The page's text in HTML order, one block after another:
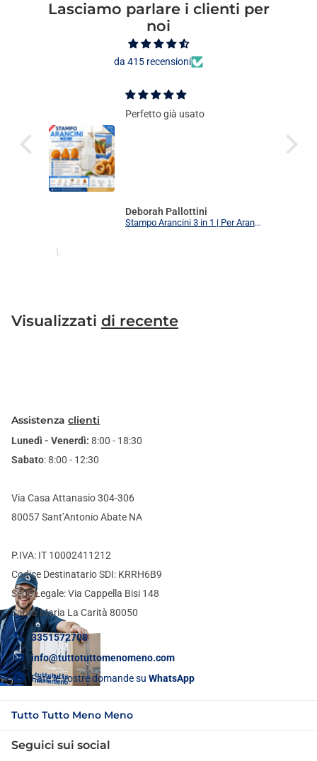
Lasciamo parlare i clienti per
noi
da 415 recensioni
Perfetto già usato
Deborah Pallottini
Stampo Arancini 3 in 1 | Per Arancini, Supplì e Polpette Uniformi | 3 Forme Intercambiabili Food Grade + Ricettario
Visualizzati di recente
Assistenza clienti
Lunedì - Venerdì: 8:00 - 18:30
Sabato: 8:00 - 12:30
Via Casa Attanasio 304-306
80057 Sant’Antonio Abate NA
P.IVA: IT 10002411212
Codice Destinatario SDI: KRRH6B9
Sede Legale: Via Cappella Bisi 148
Santa Maria La Carità 80050
3351572708
info@tuttotuttomenomeno.com
Fate le vostre domande su WhatsApp
Tutto Tutto Meno Meno
Seguici sui social